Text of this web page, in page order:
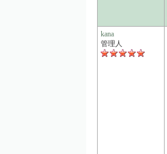
kana
管理人